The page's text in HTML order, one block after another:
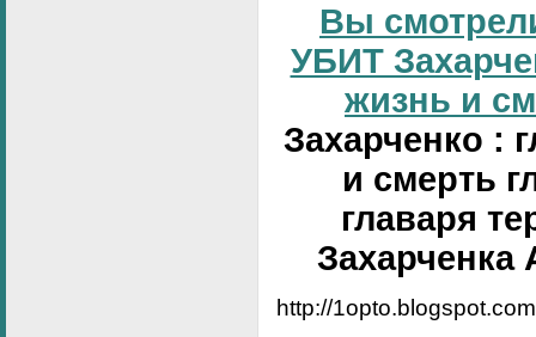
Вы
УБИТ
жизнь и
Захарченко :
и смерть
главаря
Захарченка
http://